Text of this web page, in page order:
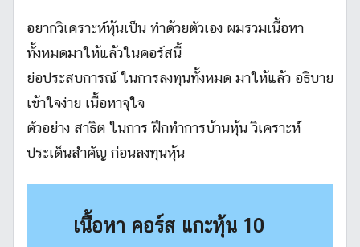
อยากวิเคราะห์หุ้นเป็น ทำด้วยตัวเอง ผมรวมเนื้อหา
ทั้งหมดมาให้แล้วในคอร์สนี้
ย่อประสบการณ์ ในการลงทุนทั้งหมด มาให้แล้ว อธิบาย
เข้าใจง่าย เนื้อหาจุใจ
ตัวอย่าง สาธิต ในการ ฝึกทำการบ้านหุ้น วิเคราะห์
ประเด็นสำคัญ ก่อนลงทุนหุ้น
เนื้อหา คอร์ส แกะหุ้น 10